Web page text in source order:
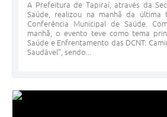
Webmail
A Prefeitura
A Prefeitura de Tapiraí, através da
Saúde, realizou na manhã da última
Conferência Municipal de Saúde.
manhã, o evento teve como tema
Saúde e Enfrentamento das DCNT:
Saudável”, sendo...